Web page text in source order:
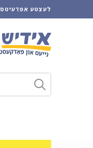
לעצטע אפדעיטס